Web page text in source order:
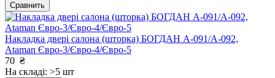
Сравнить
Накладка двері салона (шторка) БОГДАН А-091/А-092,
Ataman Євро-3/Євро-4/Євро-5
70 ₴
На складі: >5 шт